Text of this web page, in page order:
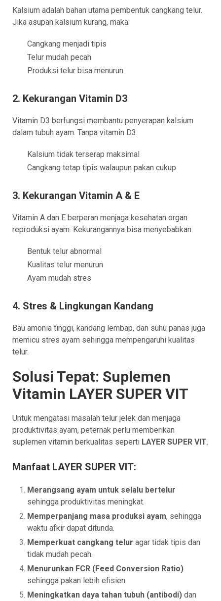
Kalsium adalah bahan utama pembentuk cangkang telur.
Jika asupan kalsium kurang, maka:
Cangkang menjadi tipis
Telur mudah pecah
Produksi telur bisa menurun
2. Kekurangan Vitamin D3
Vitamin D3 berfungsi membantu penyerapan kalsium
dalam tubuh ayam. Tanpa vitamin D3:
Kalsium tidak terserap maksimal
Cangkang tetap tipis walaupun pakan cukup
3. Kekurangan Vitamin A & E
Vitamin A dan E berperan menjaga kesehatan organ
reproduksi ayam. Kekurangannya bisa menyebabkan:
Bentuk telur abnormal
Kualitas telur menurun
Ayam mudah stres
4. Stres & Lingkungan Kandang
Bau amonia tinggi, kandang lembap, dan suhu panas juga
memicu stres ayam sehingga mempengaruhi kualitas
telur.
Solusi Tepat: Suplemen
Vitamin LAYER SUPER VIT
Untuk mengatasi masalah telur jelek dan menjaga
produktivitas ayam, peternak perlu memberikan
suplemen vitamin berkualitas seperti LAYER SUPER VIT.
Manfaat LAYER SUPER VIT:
Merangsang ayam untuk selalu bertelur
sehingga produktivitas meningkat.
Memperpanjang masa produksi ayam, sehingga
waktu afkir dapat ditunda.
Memperkuat cangkang telur agar tidak tipis dan
tidak mudah pecah.
Menurunkan FCR (Feed Conversion Ratio)
sehingga pakan lebih efisien.
Meningkatkan daya tahan tubuh (antibodi) dan